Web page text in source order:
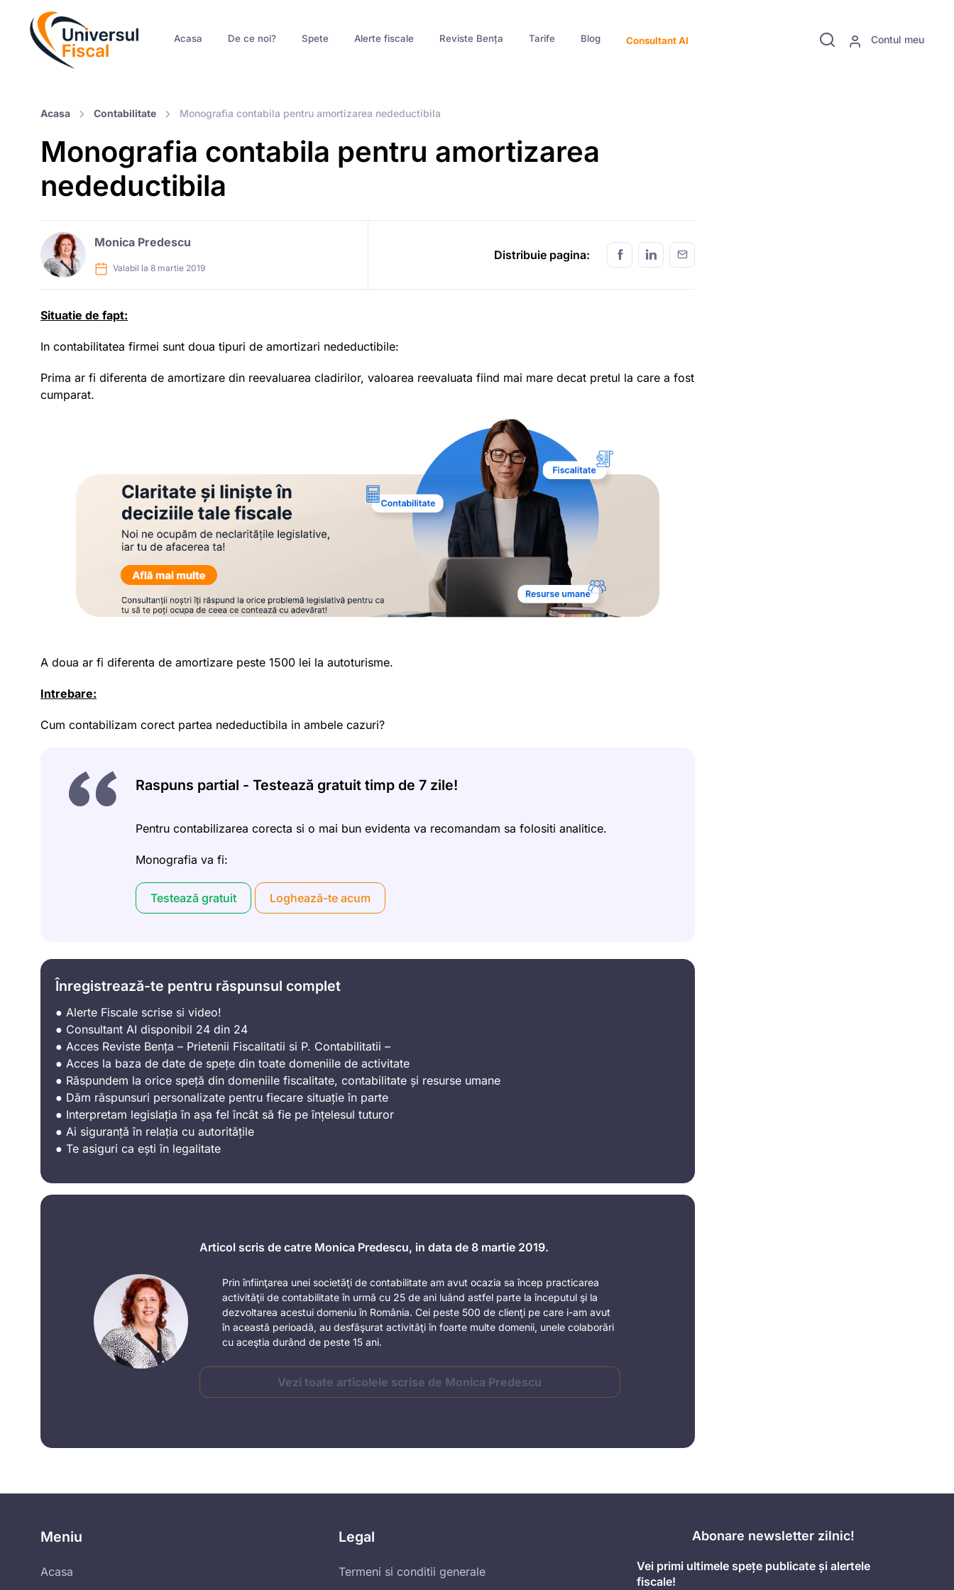
Contul meu
Acasa De ce noi? Spete Alerte fiscale Reviste Bența Tarife Blog Consultant AI
Acasa Contabilitate Monografia contabila pentru amortizarea nedeductibila
Monografia contabila pentru amortizarea
nedeductibila
Monica Predescu
Valabil la 8 martie 2019
Distribuie pagina:
Situatie de fapt:
In contabilitatea firmei sunt doua tipuri de amortizari nedeductibile:
Prima ar fi diferenta de amortizare din reevaluarea cladirilor, valoarea reevaluata fiind mai mare decat pretul la care a fost
cumparat.
A doua ar fi diferenta de amortizare peste 1500 lei la autoturisme.
Intrebare:
Cum contabilizam corect partea nedeductibila in ambele cazuri?
Raspuns partial - Testează gratuit timp de 7 zile!
Pentru contabilizarea corecta si o mai bun evidenta va recomandam sa folositi analitice.
Monografia va fi:
Testează gratuit Loghează-te acum
Înregistrează-te pentru răspunsul complet
● Alerte Fiscale scrise si video!
● Consultant AI disponibil 24 din 24
● Acces Reviste Bența – Prietenii Fiscalitatii si P. Contabilitatii –
● Acces la baza de date de spețe din toate domeniile de activitate
● Răspundem la orice speță din domeniile fiscalitate, contabilitate și resurse umane
● Dăm răspunsuri personalizate pentru fiecare situație în parte
● Interpretam legislația în așa fel încât să fie pe înțelesul tuturor
● Ai siguranță în relația cu autoritățile
● Te asiguri ca ești în legalitate
Articol scris de catre Monica Predescu, in data de 8 martie 2019.
Prin înfiinţarea unei societăţi de contabilitate am avut ocazia sa încep practicarea
activităţii de contabilitate în urmă cu 25 de ani luând astfel parte la începutul şi la
dezvoltarea acestui domeniu în România. Cei peste 500 de clienţi pe care i-am avut
în această perioadă, au desfăşurat activităţi în foarte multe domenii, unele colaborări
cu aceştia durând de peste 15 ani.
Vezi toate articolele scrise de Monica Predescu
Meniu
Acasa
Legal
Termeni si conditii generale
Abonare newsletter zilnic!
Vei primi ultimele spețe publicate și alertele
fiscale!